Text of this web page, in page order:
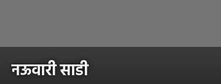
नऊवारी साडी